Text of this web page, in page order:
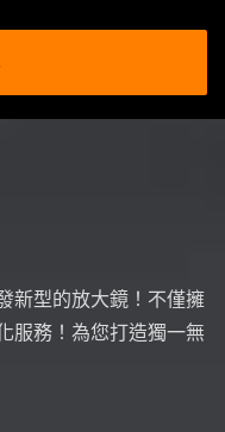
新型的放大鏡！不僅擁
服務！為您打造獨一無